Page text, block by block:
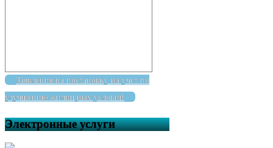
Заявления на постановку на учет по
улучшению жилищных условий
Электронные услуги